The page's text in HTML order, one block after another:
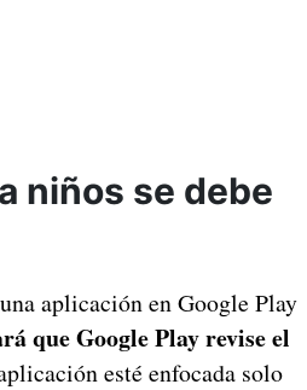
niños se debe
aplicación en Google Play
que Google Play revise el
esté enfocada solo